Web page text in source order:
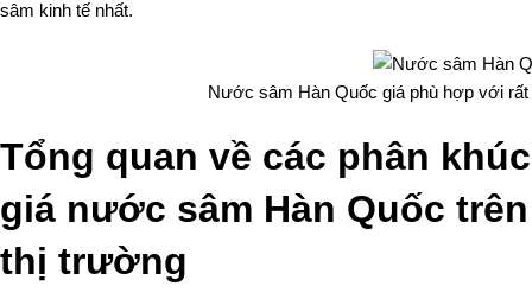
sâm kinh tế nhất.
Nước sâm Hàn Quốc giá phù hợp với
Tổng quan về các phân khúc
giá nước sâm Hàn Quốc trên
thị trường